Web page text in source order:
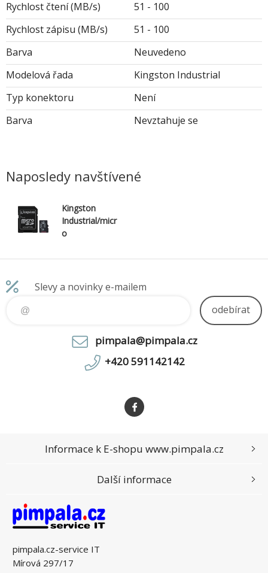
Rychlost čtení (MB/s)
51 - 100
Rychlost zápisu (MB/s)
51 - 100
Barva
Neuvedeno
Modelová řada
Kingston Industrial
Typ konektoru
Není
Barva
Nevztahuje se
Naposledy navštívené
Kingston
Industrial/micr
o
HS-I U3 / Class
Slevy a novinky e-mailem
odebírat
pimpala@pimpala.cz
+420 591142142
pimpala.cz-service IT
Mírová 297/17
Informace k E-shopu www.pimpala.cz
Další informace